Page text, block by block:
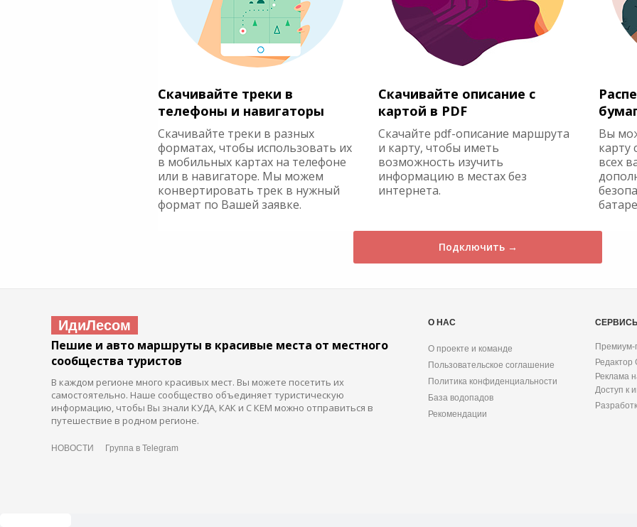
Скачивайте треки в
телефоны и навигаторы
Скачивайте треки в разных
форматах, чтобы использовать их
в мобильных картах на телефоне
или в навигаторе. Мы можем
конвертировать трек в нужный
формат по Вашей заявке.
Скачивайте описание с
картой в PDF
Скачайте pdf-описание маршрута
и карту, чтобы иметь
возможность изучить
информацию в местах без
интернета.
Вы
карту
всех
Подключить →
ИдиЛесом
Пешие и авто маршруты в красивые места от местного
сообщества туристов
В каждом регионе много красивых мест. Вы можете посетить их
самостоятельно. Наше сообщество объединяет туристическую
информацию, чтобы Вы знали КУДА, КАК и С КЕМ можно отправиться в
путешествие в родном регионе.
НОВОСТИ Группа в Telegram
О НАС
О проекте и команде
Пользовательское соглашение
Политика конфиденциальности
База водопадов
Рекомендации
Премиум-
Редактор
Реклама
Доступ к